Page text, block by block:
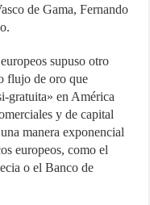
de Gama, Fernando
supuso otro
flujo de oro que
gratuita» en América
y de capital
manera exponencial
europeos, como el
o el Banco de